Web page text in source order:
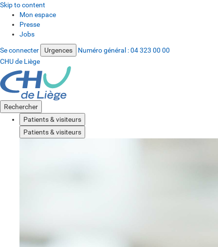
Skip to content
Mon espace
Presse
Jobs
Se connecter Urgences Numéro général :04 323 00 00
CHU de Liège
Rechercher
Patients & visiteurs
Patients & visiteurs